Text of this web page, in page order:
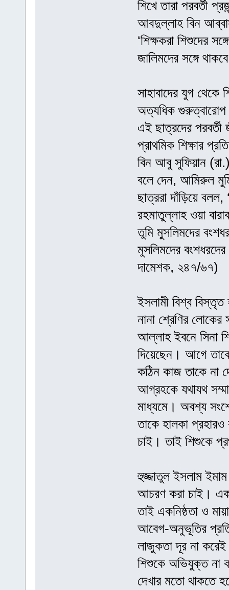
শিখে তারা পরবর্তী
আবদুল্লাহ বিন
‘শিক্ষকরা শিশুদের
জালিমদের সঙ্গে
সাহাবাদের যুগ থেকে
অত্যধিক গুরুত্বারোপ
এই ছাত্রদের পরবর্তী
প্রাথমিক শিক্ষার
বিন আবু সুফিয়ান
বলে দেন, আমিরুল
ছাত্ররা দাঁড়িয়ে
রহমাতুল্লাহ ওয়া
তুমি মুসলিমদের
মুসলিমদের
দামেশক, ২৪৭/৬৭)
ইসলামী বিশ্ব
নানা শ্রেণির লোকের
আল্লাহ ইবনে সিনা
দিয়েছেন। আগে
কঠিন কাজ তাকে না
আগ্রহকে যথাযথ
মাধ্যমে। অবশ্য
তাকে হালকা
চাই। তাই শিশুকে
হুজ্জাতুল ইসলাম ইমাম
আচরণ করা চাই।
তাই একনিষ্ঠতা ও
আবেগ-অনুভূতির
লাজুকতা দূর না
শিশুকে অভিযুক্ত না
দেখার মতো থাকতে